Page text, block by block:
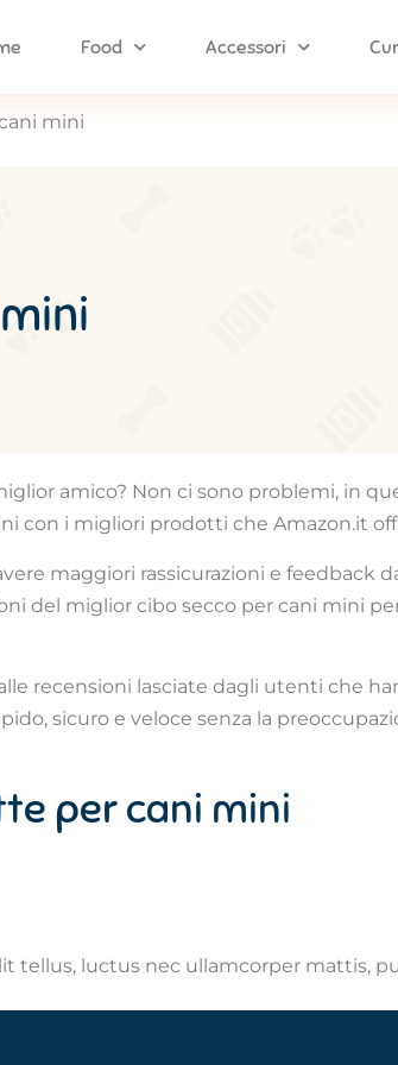
Food Accessori
mini
amico? Non ci sono problemi, in
con i migliori prodotti che Amazon.it
maggiori rassicurazioni e feedback
del miglior cibo secco per cani mini
recensioni lasciate dagli utenti che
sicuro e veloce senza la
per cani mini
tellus, luctus nec ullamcorper mattis,